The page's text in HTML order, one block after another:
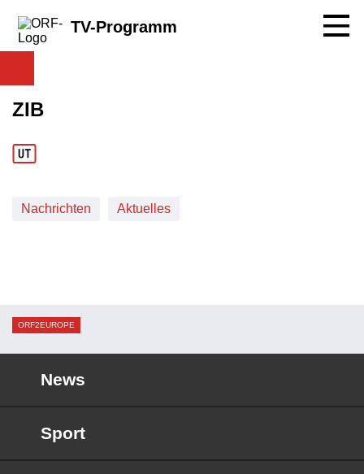
TV-Programm
ZIB
Nachrichten Aktuelles
ORF2EUROPE
News
Sport